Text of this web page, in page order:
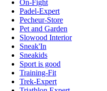
On-Fight
Padel-Expert
Pecheur-Store
Pet and Garden
Slowood Interior
Sneak'In
Sneakids
Sport is good
Training-Fit
Trek-Expert